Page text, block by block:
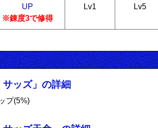
UP
※錬度3で修得
Lv1 Lv5
サッズ」の詳細
プ(5%)